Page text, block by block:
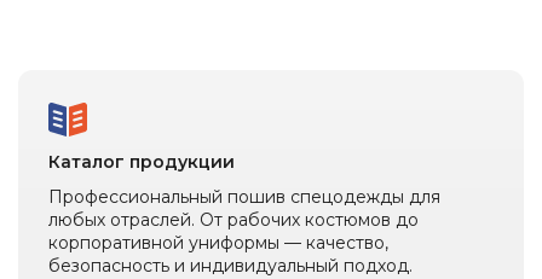
Каталог продукции
Профессиональный пошив спецодежды для
любых отраслей. От рабочих костюмов до
корпоративной униформы — качество,
безопасность и индивидуальный подход.